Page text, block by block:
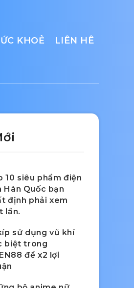
KHOẺ LIÊN HÊ
10 siêu phẩm điện
Hàn Quốc bạn
định phải xem
lần.
sử dụng vũ khí
biệt trong
để x2 lợi